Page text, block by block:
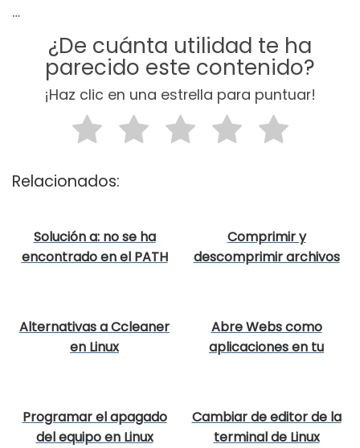
…
¿De cuánta utilidad te ha
parecido este contenido?
¡Haz clic en una estrella para puntuar!
Relacionados:
Solución a: no se ha
encontrado en el PATH
Comprimir y
descomprimir archivos
Alternativas a Ccleaner
en Linux
Abre Webs como
aplicaciones en tu
Programar el apagado
del equipo en Linux
Cambiar de editor de la
terminal de Linux